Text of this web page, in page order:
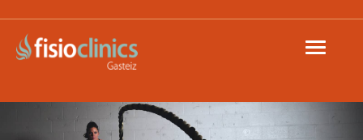
Pasar
contenido
Toggle